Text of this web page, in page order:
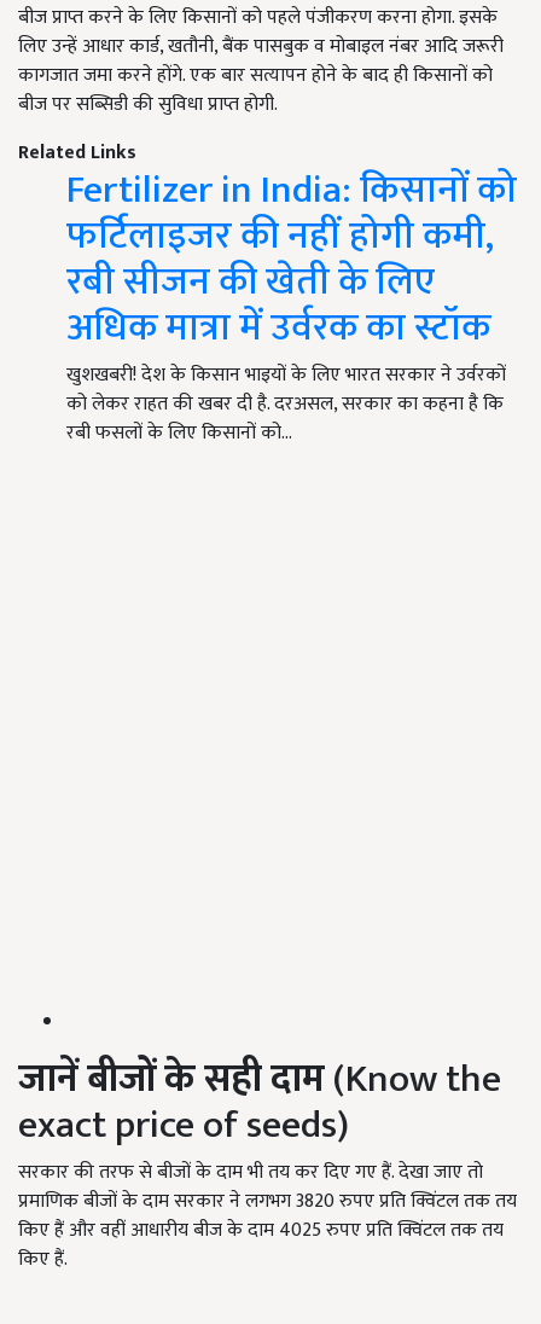
बीज प्राप्त करने के लिए किसानों को पहले पंजीकरण करना होगा. इसके
लिए उन्हें आधार कार्ड, खतौनी, बैंक पासबुक व मोबाइल नंबर आदि जरूरी
कागजात जमा करने होंगे. एक बार सत्यापन होने के बाद ही किसानों को
बीज पर सब्सिडी की सुविधा प्राप्त होगी.
Related Links
Fertilizer in India: किसानों को
फर्टिलाइजर की नहीं होगी कमी,
रबी सीजन की खेती के लिए
अधिक मात्रा में उर्वरक का स्टॉक
खुशखबरी! देश के किसान भाइयों के लिए भारत सरकार ने उर्वरकों
को लेकर राहत की खबर दी है. दरअसल, सरकार का कहना है कि
रबी फसलों के लिए किसानों को…
जानें बीजों के सही दाम(Know the
exact price of seeds)
सरकार की तरफ से बीजों के दाम भी तय कर दिए गए हैं. देखा जाए तो
प्रमाणिक बीजों के दाम सरकार ने लगभग 3820 रुपए प्रति क्विंटल तक तय
किए हैं और वहीं आधारीय बीज के दाम 4025 रुपए प्रति क्विंटल तक तय
किए हैं.